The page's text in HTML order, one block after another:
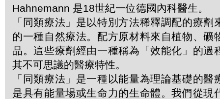
Hahnemann 是18世紀一位德國內科醫生。
「同類療法」是以特別方法稀釋調配的療劑
的一種自然療法。配方原材料來自植物、礦
品。這些療劑經由一種稱為「效能化」的過
其不可思議的醫療特性。
「同類療法」是一種以能量為理論基礎的醫
是具有能量場或生命力的生命體。我們從現